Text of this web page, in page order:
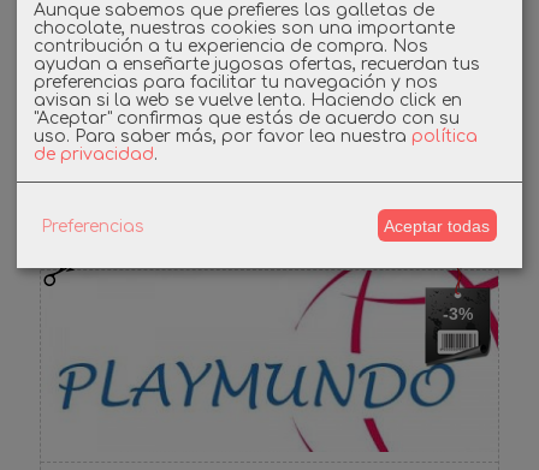
Instagram
Facebook
Cupones
DESCUENTO BIENVENIDA
-3%
Aunque sabemos que prefieres las galletas de
chocolate, nuestras cookies son una importante
contribución a tu experiencia de compra. Nos
ayudan a enseñarte jugosas ofertas, recuerdan tus
preferencias para facilitar tu navegación y nos
avisan si la web se vuelve lenta. Haciendo click en
"Aceptar" confirmas que estás de acuerdo con su
uso. Para saber más, por favor lea nuestra política
de privacidad.
Preferencias Aceptar todas